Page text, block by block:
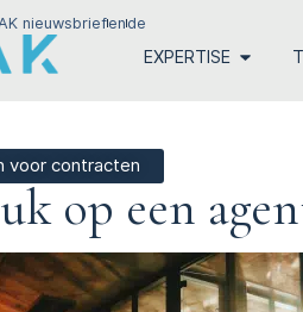
nieuwsbriefende
EXPERTISE
voor contracten
op een